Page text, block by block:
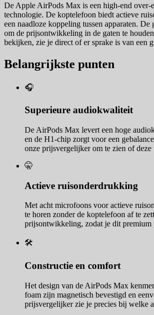
De Apple AirPods Max is een high-end over-
technologie. De koptelefoon biedt actieve
een naadloze koppeling tussen apparaten.
om de prijsontwikkeling in de gaten te
bekijken, zie je direct of er sprake is van een
Belangrijkste punten
🎧
Superieure audiokwaliteit
De AirPods Max levert een hoge
en de H1-chip zorgt voor een
onze prijsvergelijker om te zien of
🤫
Actieve ruisonderdrukking
Met acht microfoons voor actieve
te horen zonder de koptelefoon af te
prijsontwikkeling, zodat je dit premium
🛠️
Constructie en comfort
Het design van de AirPods Max
foam zijn magnetisch bevestigd en
prijsvergelijker zie je precies bij welke